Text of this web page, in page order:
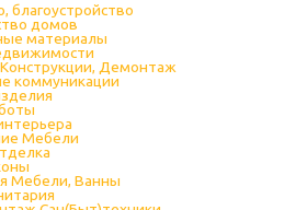
благоустройство
домов
материалы
Демонтаж
коммуникации
Мебели
Мебели, Ванны